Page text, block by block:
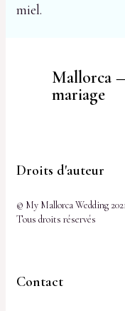
miel.
Mallorca
mariage
Droits d'auteur
© My Mallorca Wedding
Tous droits réservés
Contact